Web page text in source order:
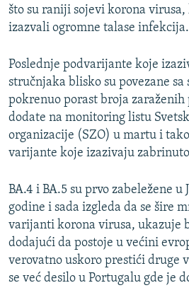
što su raniji sojevi korona virusa,
izazvali ogromne talase infekcija.
Poslednje podvarijante koje
stručnjaka blisko su povezane
pokrenuo porast broja zaraženih
dodate na monitoring listu
organizacije (SZO) u martu i
varijante koje izazivaju
BA.4 i BA.5 su prvo zabeležene
godine i sada izgleda da se šire
varijanti korona virusa, ukazuje
dodajući da postoje u većini
verovatno uskoro prestići druge
se već desilo u Portugalu gde je